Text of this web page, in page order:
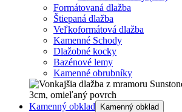
Formátovaná dlažba
Štiepaná dlažba
Veľkoformátová dlažba
Kamenné Schody
Dlažobné kocky
Bazénové lemy
Kamenné obrubníky
Kamenný obklad Kamenný obklad